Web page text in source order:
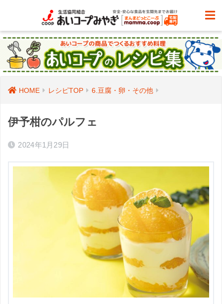
HOME レシピTOP 6.豆腐・卵・その他
伊予柑のパルフェ
2024年1月29日